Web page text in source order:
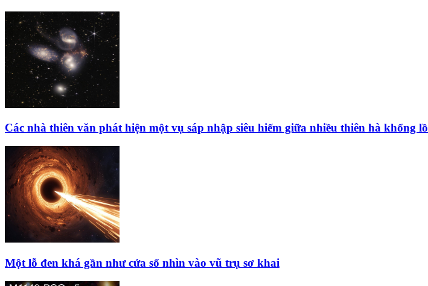
Các nhà thiên văn phát hiện một vụ sáp nhập siêu hiếm giữa nhiều thiên hà khổng lồ
Một lỗ đen khá gần như cửa sổ nhìn vào vũ trụ sơ khai